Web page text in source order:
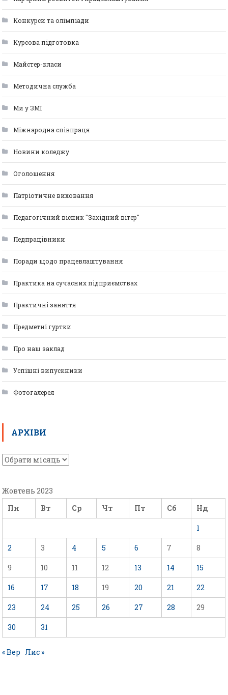
Конкурси та олімпіади
Курсова підготовка
Майстер-класи
Методична служба
Ми у ЗМІ
Міжнародна співпраця
Новини коледжу
Оголошення
Патріотичне виховання
Педагогічний вісник "Західний вітер"
Педпрацівники
Поради щодо працевлаштування
Практика на сучасних підприємствах
Практичні заняття
Предметні гуртки
Про наш заклад
Успішні випускники
Фотогалерея
АРХІВИ
Жовтень 2023
Пн
Вт Ср Чт Пт Сб Нд
1
2 3 4 5 6 7 8
9 10 11 12 13 14 15
16 17 18 19 20 21 22
23 24 25 26 27 28 29
30 31
« Вер Лис »